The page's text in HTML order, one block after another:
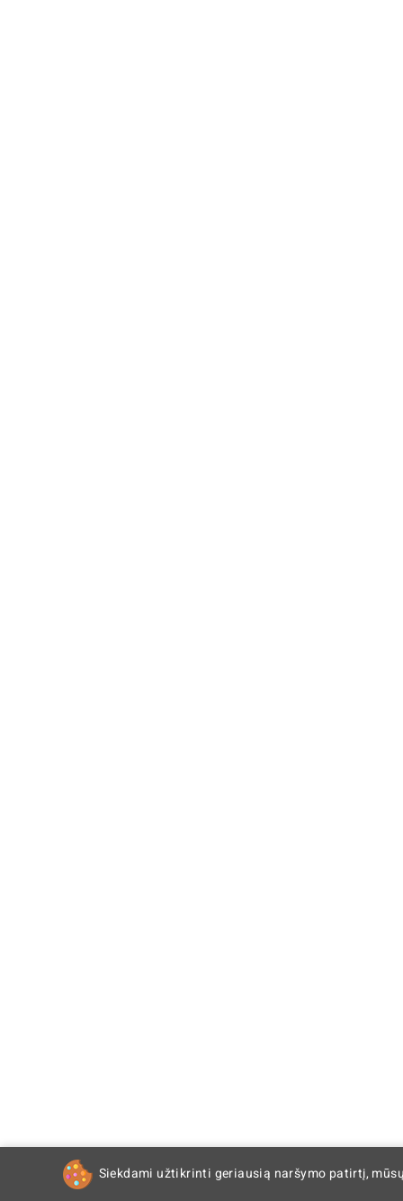
Siekdami užtikrinti geriausią naršymo patirtį,